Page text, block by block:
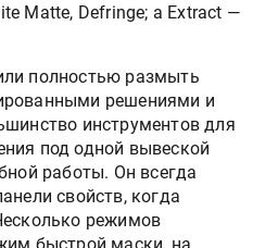
Matte, Defringe; а Extract —
полностью размыть
решениями и
инструментов для
под одной вывеской
работы. Он всегда
свойств, когда
режимов